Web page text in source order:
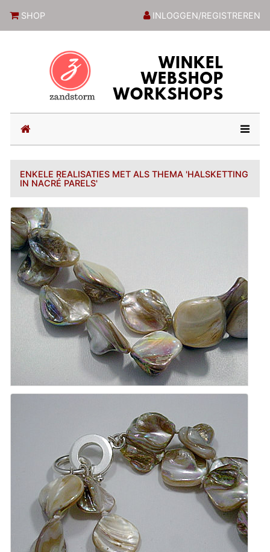
SHOP INLOGGEN/REGISTREREN
(current)
ENKELE REALISATIES MET ALS THEMA 'HALSKETTING
IN NACRÉ PARELS'